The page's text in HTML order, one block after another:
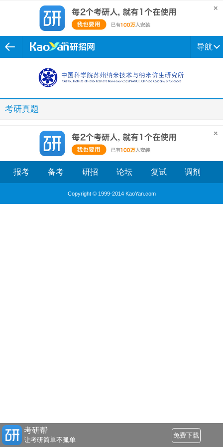
导航
考研真题
报考 备考 研招 论坛 复试 调剂
Copyright © 1999-2014 KaoYan.com
考研帮
让考研简单不孤单
免费下载